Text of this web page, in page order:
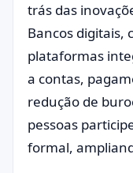
trás das
Bancos digitais,
plataformas
a contas,
redução de
pessoas
formal,